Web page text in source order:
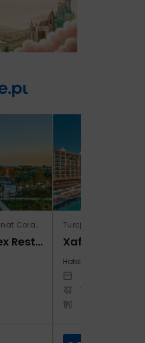
Egipt / Marsa El Alam / Madinat Coraya
Jaz Grand Marsa (ex Resta Grand Resort)
Turcja / Riwiera
Xafira Deluxe
Hotel:
Warszawa -